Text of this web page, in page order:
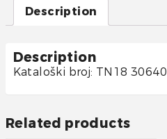
Description
Description
Kataloški broj: TN18 30640
Related products